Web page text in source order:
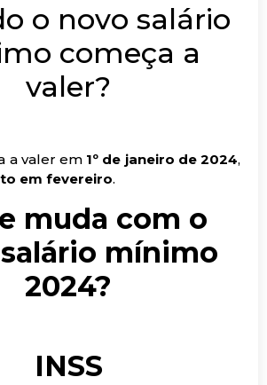
o novo salário
começa a
valer?
a valer em 1º de janeiro de 2024,
em fevereiro.
muda com o
mínimo
2024?
INSS